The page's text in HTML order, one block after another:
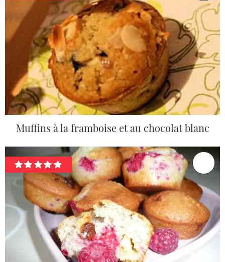
Muffins à la framboise et au chocolat blanc